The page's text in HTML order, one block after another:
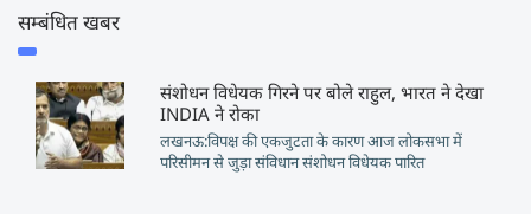
सम्बंधित खबर
संशोधन विधेयक गिरने पर बोले राहुल, भारत ने देखा
INDIA ने रोका
लखनऊ:विपक्ष की एकजुटता के कारण आज लोकसभा में
परिसीमन से जुड़ा संविधान संशोधन विधेयक पारित